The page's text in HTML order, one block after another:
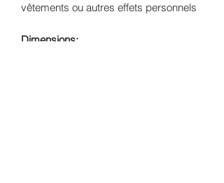
vêtements ou autres effets personnels
Dimensions: